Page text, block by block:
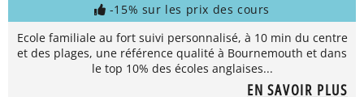
-15% sur les prix des cours
Ecole familiale au fort suivi personnalisé, à 10 min du centre
et des plages, une référence qualité à Bournemouth et dans
le top 10% des écoles anglaises...
EN SAVOIR PLUS